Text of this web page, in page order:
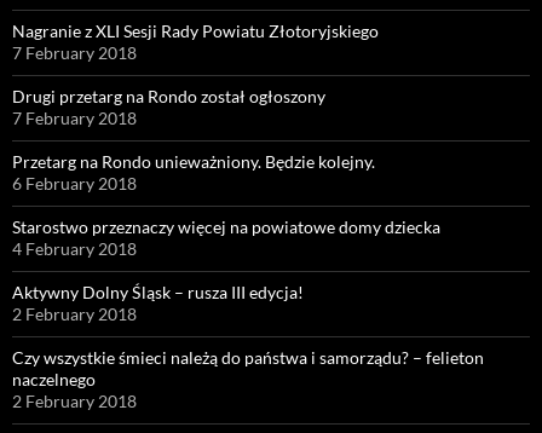
Nagranie z XLI Sesji Rady Powiatu Złotoryjskiego
7 February 2018
Drugi przetarg na Rondo został ogłoszony
7 February 2018
Przetarg na Rondo unieważniony. Będzie kolejny.
6 February 2018
Starostwo przeznaczy więcej na powiatowe domy dziecka
4 February 2018
Aktywny Dolny Śląsk – rusza III edycja!
2 February 2018
Czy wszystkie śmieci należą do państwa i samorządu? – felieton
naczelnego
2 February 2018